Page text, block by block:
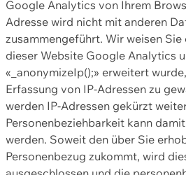
Google Analytics von Ihrem
Adresse wird nicht mit anderen
zusammengeführt. Wir weisen
dieser Website Google Analytics
«_anonymizeIp();» erweitert
Erfassung von IP-Adressen zu
werden IP-Adressen gekürzt
Personenbeziehbarkeit kann
werden. Soweit den über Sie
Personenbezug zukommt, wird